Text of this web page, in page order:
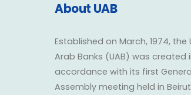
About UAB
Established on March, 1974, the
Arab Banks (UAB) was created
accordance with its first
Assembly meeting held in